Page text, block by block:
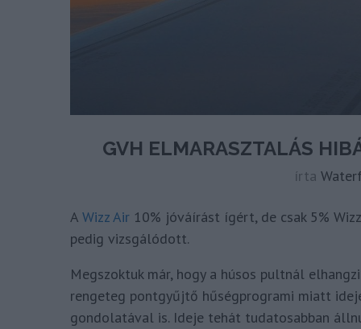
GVH ELMARASZTALÁS
írta
A Wizz Air 10% jóváírást ígért, de csak 5%
pedig vizsgálódott.
Megszoktuk már, hogy a húsos pultnál
rengeteg pontgyűjtő hűségprogrami miatt
gondolatával is. Ideje tehát tudatosabban